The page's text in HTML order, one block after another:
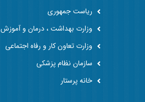
ریاست جمهوری
وزارت بهداشت ، درمان و آموزش
وزارت تعاون کار و رفاه اجتماعی
سازمان نظام پزشکی
خانه پرستار